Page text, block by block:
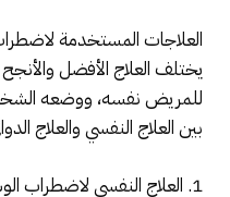
العلاجات المستخدمة
يختلف العلاج الأفضل
للمريض نفسه، ووضعه
بين العلاج النفسي والعلاج
1. العلاج النفسي لاضطراب الوسواس القهري